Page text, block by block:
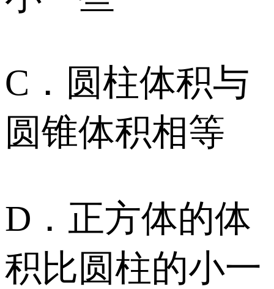
C．圆柱体积与
圆锥体积相等
D．正方体的体
积比圆柱的小一